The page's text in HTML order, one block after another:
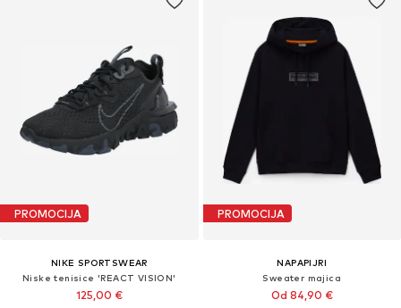
PROMOCIJA
NIKE SPORTSWEAR
Niske tenisice 'REACT VISION'
125,00 €
PROMOCIJA
NAPAPIJRI
Sweater majica
Od 84,90 €